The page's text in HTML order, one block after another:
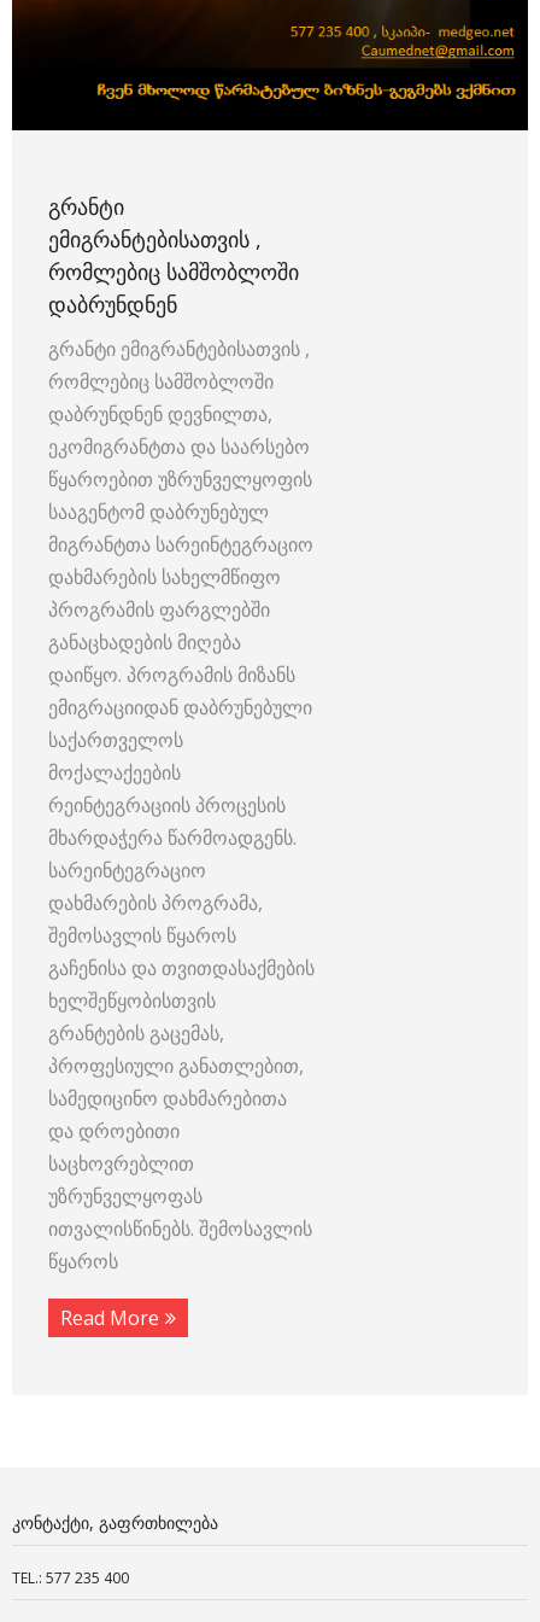
ᲒᲠᲐᲜᲢᲘ
ᲔᲛᲘᲒᲠᲐᲜᲢᲔᲑᲘᲡᲐᲗᲕᲘᲡ ,
ᲠᲝᲛᲚᲔᲑᲘᲪ ᲡᲐᲛᲨᲝᲑᲚᲝᲨᲘ
ᲓᲐᲑᲠᲣᲜᲓᲜᲔᲜ
გრანტი ემიგრანტებისათვის ,
რომლებიც სამშობლოში
დაბრუნდნენ დევნილთა,
ეკომიგრანტთა და საარსებო
წყაროებით უზრუნველყოფის
სააგენტომ დაბრუნებულ
მიგრანტთა სარეინტეგრაციო
დახმარების სახელმწიფო
პროგრამის ფარგლებში
განაცხადების მიღება
დაიწყო. პროგრამის მიზანს
ემიგრაციიდან დაბრუნებული
საქართველოს
მოქალაქეების
რეინტეგრაციის პროცესის
მხარდაჭერა წარმოადგენს.
სარეინტეგრაციო
დახმარების პროგრამა,
შემოსავლის წყაროს
გაჩენისა და თვითდასაქმების
ხელშეწყობისთვის
გრანტების გაცემას,
პროფესიული განათლებით,
სამედიცინო დახმარებითა
და დროებითი
საცხოვრებლით
უზრუნველყოფას
ითვალისწინებს. შემოსავლის
წყაროს
Read More
ᲙᲝᲜᲢᲐᲥᲢᲘ, ᲒᲐᲤᲠᲗᲮᲘᲚᲔᲑᲐ
TEL.: 577 235 400